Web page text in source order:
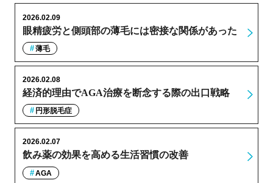
眼精疲労と側頭部の薄毛には密接な関係があった
2026.02.09
薄毛
経済的理由でAGA治療を断念する際の出口戦略
2026.02.08
円形脱毛症
飲み薬の効果を高める生活習慣の改善
2026.02.07
AGA